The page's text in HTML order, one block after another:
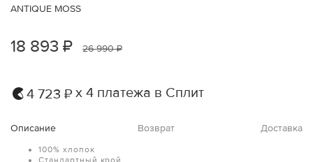
ANTIQUE MOSS
18 893 ₽ 26 990 ₽
4 723 ₽ х 4 платежа в Сплит
Описание Возврат Доставка
100% хлопок